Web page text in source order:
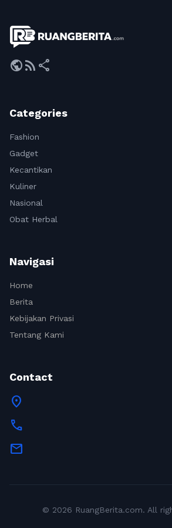
publicrss_feed share
Categories
Fashion
Gadget
Kecantikan
Kuliner
Nasional
Obat Herbal
Navigasi
Home
Berita
Kebijakan Privasi
Tentang Kami
Contact
location_on
call
mail
© 2026 RuangBerita.com. All